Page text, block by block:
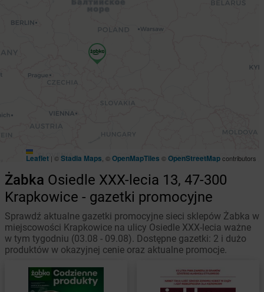
Leaflet | ©Stadia Maps , ©OpenMapTiles ©OpenStreetMapcontributors
Żabka Osiedle XXX-lecia 13, 47-300
Krapkowice - gazetki promocyjne
Sprawdź aktualne gazetki promocyjne sieci sklepów Żabka w
miejscowości Krapkowice na ulicy Osiedle XXX-lecia ważne
w tym tygodniu (03.08 - 09.08). Dostępne gazetki: 2 i dużo
produktów w okazyjnej cenie oraz aktualne promocje.